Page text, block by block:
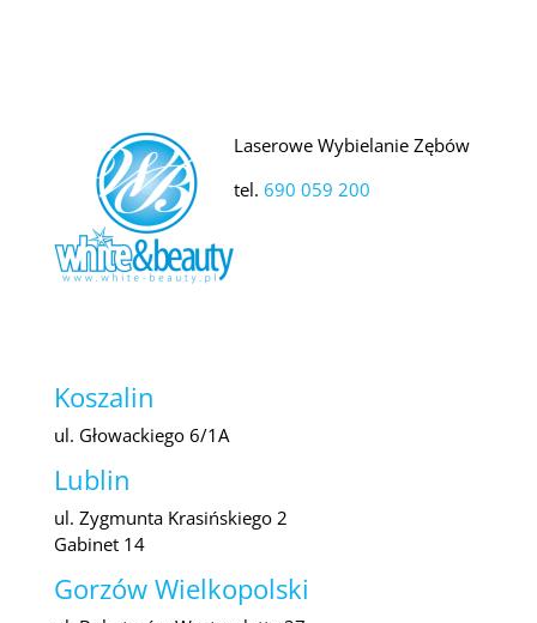
Laserowe Wybielanie Zębów
tel. 690 059 200
Koszalin
ul. Głowackiego 6/1A
Lublin
ul. Zygmunta Krasińskiego 2
Gabinet 14
Gorzów Wielkopolski